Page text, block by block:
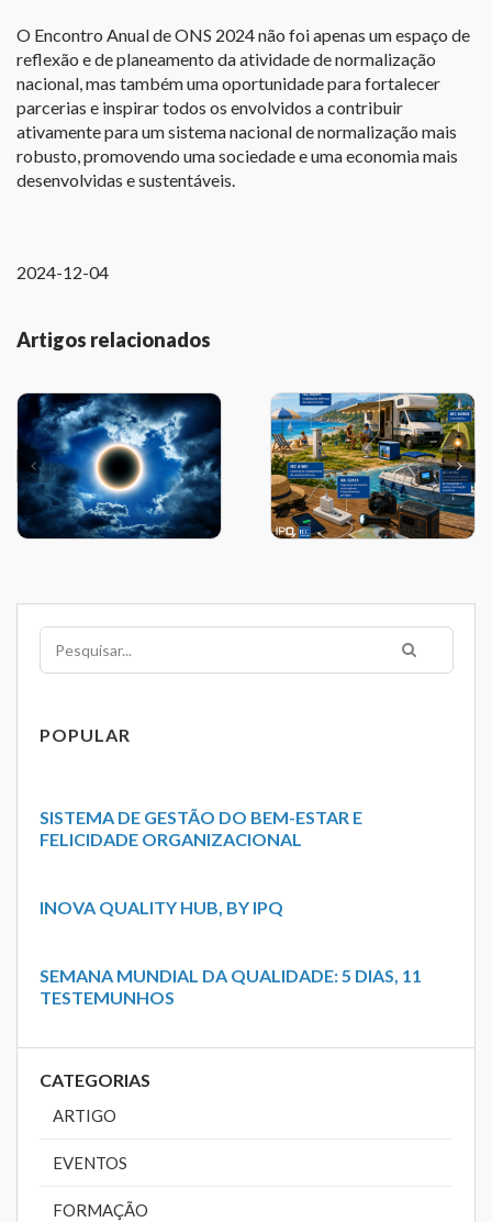
O Encontro Anual de ONS 2024 não foi apenas um espaço de
reflexão e de planeamento da atividade de normalização
nacional, mas também uma oportunidade para fortalecer
parcerias e inspirar todos os envolvidos a contribuir
ativamente para um sistema nacional de normalização mais
robusto, promovendo uma sociedade e uma economia mais
desenvolvidas e sustentáveis.
2024-12-04
Artigos relacionados
Pesquisar
POPULAR
SISTEMA DE GESTÃO DO BEM-ESTAR E
FELICIDADE ORGANIZACIONAL
INOVA QUALITY HUB, BY IPQ
SEMANA MUNDIAL DA QUALIDADE: 5 DIAS, 11
TESTEMUNHOS
CATEGORIAS
ARTIGO
EVENTOS
FORMAÇÃO